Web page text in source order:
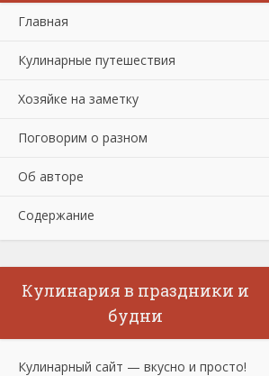
Главная
Кулинарные путешествия
Хозяйке на заметку
Поговорим о разном
Об авторе
Содержание
Кулинария в праздники и
будни
Кулинарный сайт — вкусно и просто!